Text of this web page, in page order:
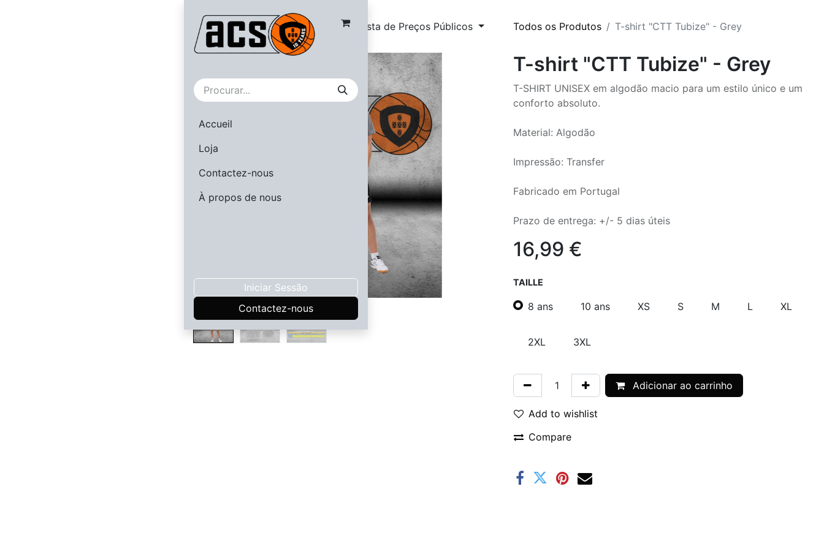
Accueil
Loja
Contactez-nous
À propos de nous
Iniciar Sessão
Contactez-nous
Lista de Preços Públicos Todos os Produtos T-shirt "CTT Tubize" - Grey
Novo! T-shirt "CTT Tubize" - Grey
T-SHIRT UNISEX em algodão macio para um estilo único e um
conforto absoluto.
Material: Algodão
Impressão: Transfer
Fabricado em Portugal
Prazo de entrega: +/- 5 dias úteis
16,99 €
TAILLE
8 ans 10 ans XS S M L XL
2XL 3XL
Adicionar ao carrinho
Add to wishlist
Compare